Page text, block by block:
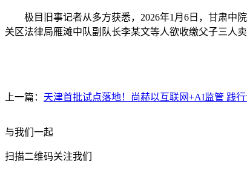
极目旧事记者从多方获悉，2026年1月6日，甘肃中院
关区法律局雁滩中队副队长李某文等人欲收缴父子三人
上一篇： 天津首批试点落地！尚赫以互联网+AI监管 践
与我们一起
扫描二维码关注我们